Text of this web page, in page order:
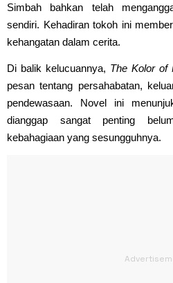
Simbah bahkan telah
sendiri. Kehadiran tokoh ini
kehangatan dalam cerita.
Di balik kelucuannya, The Kolor of
pesan tentang persahabatan,
pendewasaan. Novel ini
dianggap sangat penting
kebahagiaan yang sesungguhnya.